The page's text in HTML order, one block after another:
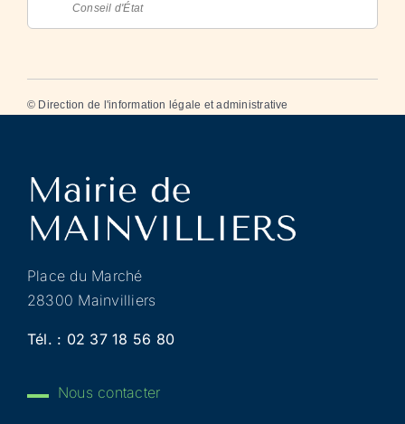
Conseil d'État
© Direction de l'information légale et administrative
Place du Marché
28300 Mainvilliers
Tél. : 02 37 18 56 80
Nous contacter